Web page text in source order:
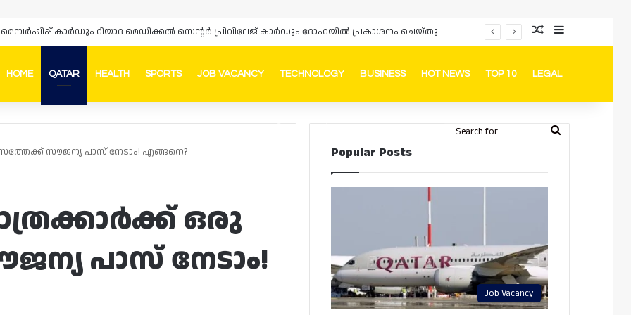
കാർഡും റിയാദ മെഡിക്കൽ സെന്റർ പ്രിവിലേജ് കാർഡും ദോഹയിൽ പ്രകാശനം ചെയ്തു Random Article
Sidebar
HOME QATAR HEALTH SPORTS JOB VACANCY TECHNOLOGY BUSINESS HOT NEWS TOP 10 LEGAL
FacebookInstagram
Telegram
Whatsapp Random Article
Switch skin
Search
സൗജന്യ പാസ് നേടാം! എങ്ങനെ?
ഒരു
പാസ് നേടാം!
Popular Posts
Job Vacancy